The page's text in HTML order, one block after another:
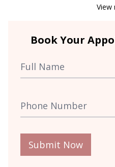
View
Book Your
Submit Now